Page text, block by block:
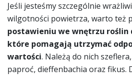
Jeśli jesteśmy szczególnie
wilgotności powietrza, warto też
postawieniu we wnętrzu roślin
które pomagają utrzymać
wartości. Należą do nich
paproć, dieffenbachia oraz fikus.